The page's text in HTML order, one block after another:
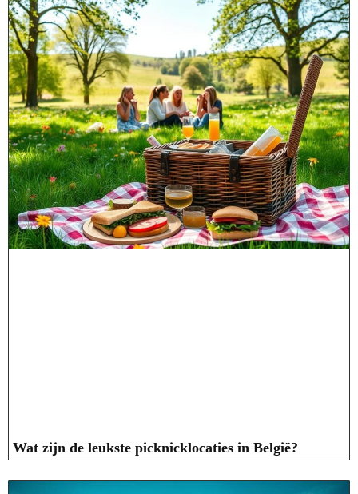
Wat zijn de leukste picknicklocaties in België?